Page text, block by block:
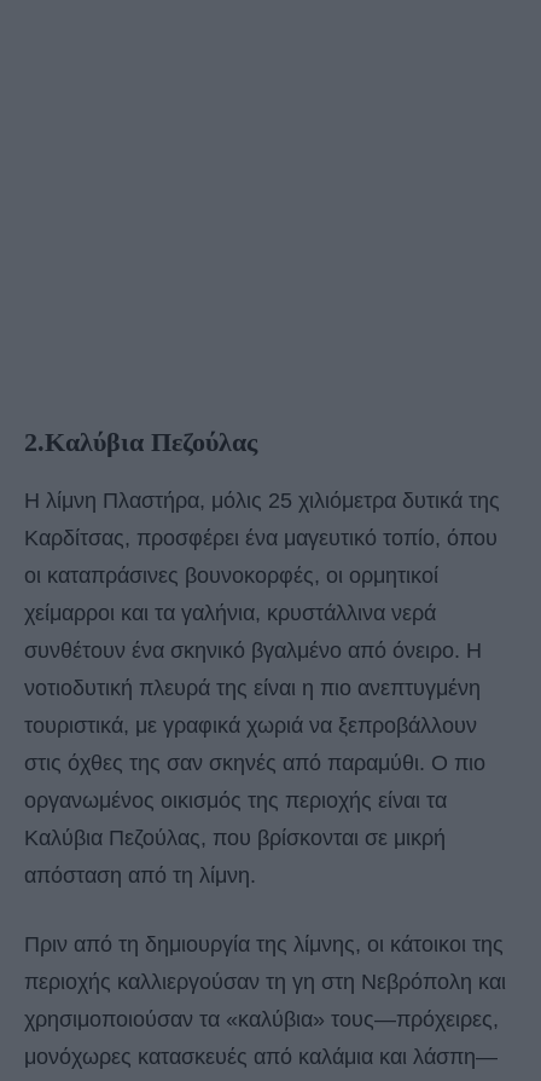
2.Καλύβια Πεζούλας
Η λίμνη Πλαστήρα, μόλις 25 χιλιόμετρα δυτικά της
Καρδίτσας, προσφέρει ένα μαγευτικό τοπίο, όπου
οι καταπράσινες βουνοκορφές, οι ορμητικοί
χείμαρροι και τα γαλήνια, κρυστάλλινα νερά
συνθέτουν ένα σκηνικό βγαλμένο από όνειρο. Η
νοτιοδυτική πλευρά της είναι η πιο ανεπτυγμένη
τουριστικά, με γραφικά χωριά να ξεπροβάλλουν
στις όχθες της σαν σκηνές από παραμύθι. Ο πιο
οργανωμένος οικισμός της περιοχής είναι τα
Καλύβια Πεζούλας, που βρίσκονται σε μικρή
απόσταση από τη λίμνη.
Πριν από τη δημιουργία της λίμνης, οι κάτοικοι της
περιοχής καλλιεργούσαν τη γη στη Νεβρόπολη και
χρησιμοποιούσαν τα «καλύβια» τους—πρόχειρες,
μονόχωρες κατασκευές από καλάμια και λάσπη—